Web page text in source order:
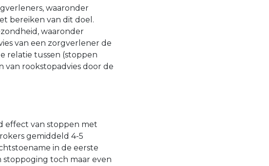
waaronder
bereiken van dit doel.
waaronder
van een zorgverlener de
relatie tussen (stoppen
rookstopadvies door de
effect van stoppen met
gemiddeld 4-5
in de eerste
stoppoging toch maar even